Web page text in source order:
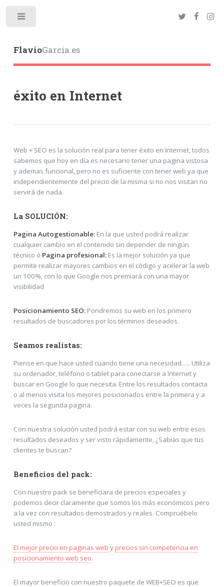
FlavioGarcia.es
éxito en Internet
Web + SEO es la solución real para tener éxito en Internet, todos
sabemos que hoy en día es necesario tener una pagina vistosa
y ademas funcional, pero no es suficiente con tener web ya que
independientemente del precio de la misma si no nos visitan no
servirá de nada.
La SOLUCIÓN:
Pagina Autogestionable:En la que usted podrá realizar
cualquier cambio en el contenido sin depender de ningún
técnico ó Pagina profesional:Es la mejor solución ya que
permite realizar mayores cambios en el código y acelerar la web
un 100%, con lo que Google nos premiará con una mayor
visibilidad
Posicionamiento SEO:Pondremos su web en los primero
resultados de buscadores por los términos deseados.
Seamos realistas:
Piense en que hace usted cuando tiene una necesidad….. Utiliza
su ordenador, teléfono o tablet para conectarse a Internet y
buscar en Google lo que necesita. Entre los resultados contacta
o al menos visita los mejores posicionados entre la primera y a
veces la segunda pagina.
Con nuestra solución usted podrá estar con su web entre esos
resultados deseados y ser visto rápidamente, ¿Sabias que tus
clientes te buscan?
Beneficios del pack:
Con nuestro pack se beneficiara de precios especiales y
podemos decir claramente que somos los más económicos pero
a la vez con resultados demostrados y reales. Compruébelo
usted mismo :
El mejor precio en paginas web yprecios sin competencia en
posicionamiento web seo.
El mayor beneficio con nuestro paquete de WEB+SEO es que